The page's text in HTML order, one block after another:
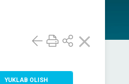
YUKLAB OLISH